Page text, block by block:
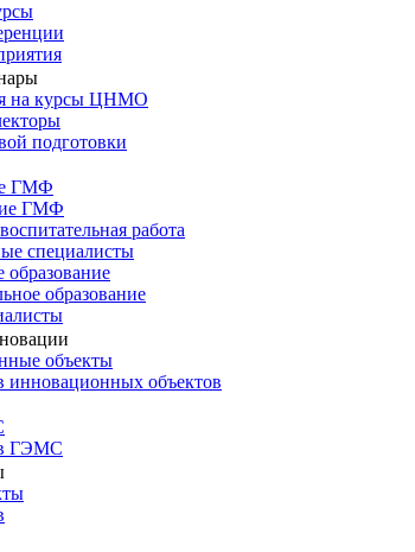
на курсы ЦНМО
подготовки
ГМФ
ГМФ
работа
специалисты
образование
объекты
инновационных объектов
ГЭМС